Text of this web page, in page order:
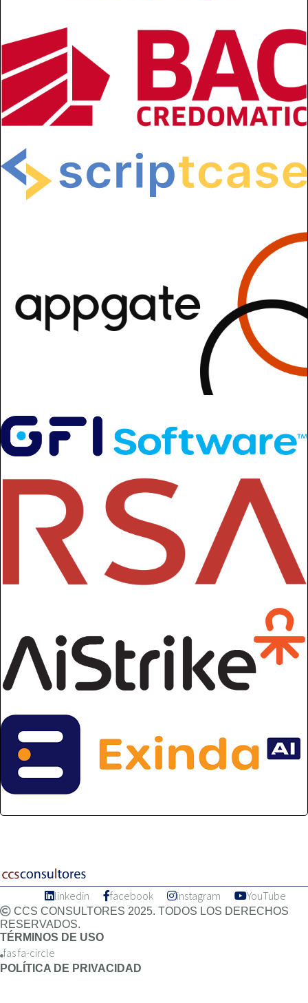
linkedin facebook instagram YouTube
CCS CONSULTORES 2025. TODOS LOS DERECHOS
RESERVADOS.
TÉRMINOS DE USO
fas fa-circle
POLÍTICA DE PRIVACIDAD